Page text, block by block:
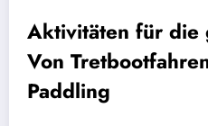
Aktivitäten für die
Von
Paddling